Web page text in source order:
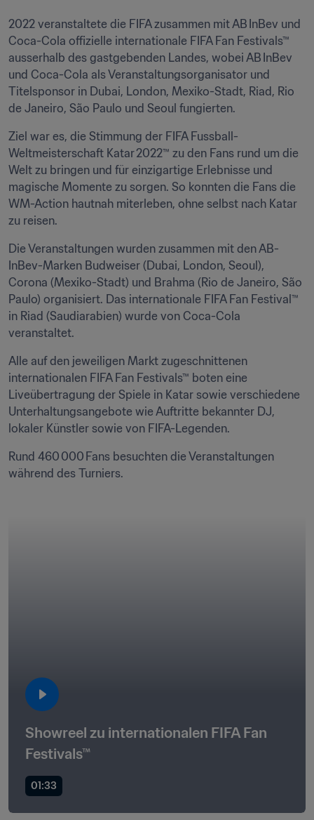
2022 veranstaltete die FIFA zusammen mit AB InBev und
Coca-Cola offizielle internationale FIFA Fan Festivals™
ausserhalb des gastgebenden Landes, wobei AB InBev
und Coca-Cola als Veranstaltungsorganisator und
Titelsponsor in Dubai, London, Mexiko-Stadt, Riad, Rio
de Janeiro, São Paulo und Seoul fungierten.
Ziel war es, die Stimmung der FIFA Fussball-
Weltmeisterschaft Katar 2022™ zu den Fans rund um die
Welt zu bringen und für einzigartige Erlebnisse und
magische Momente zu sorgen. So konnten die Fans die
WM-Action hautnah miterleben, ohne selbst nach Katar
zu reisen.
Die Veranstaltungen wurden zusammen mit den AB-
InBev-Marken Budweiser (Dubai, London, Seoul),
Corona (Mexiko-Stadt) und Brahma (Rio de Janeiro, São
Paulo) organisiert. Das internationale FIFA Fan Festival™
in Riad (Saudiarabien) wurde von Coca-Cola
veranstaltet.
Alle auf den jeweiligen Markt zugeschnittenen
internationalen FIFA Fan Festivals™ boten eine
Liveübertragung der Spiele in Katar sowie verschiedene
Unterhaltungsangebote wie Auftritte bekannter DJ,
lokaler Künstler sowie von FIFA-Legenden.
Rund 460 000 Fans besuchten die Veranstaltungen
während des Turniers.
Showreel zu internationalen FIFA Fan
Festivals™
01:33